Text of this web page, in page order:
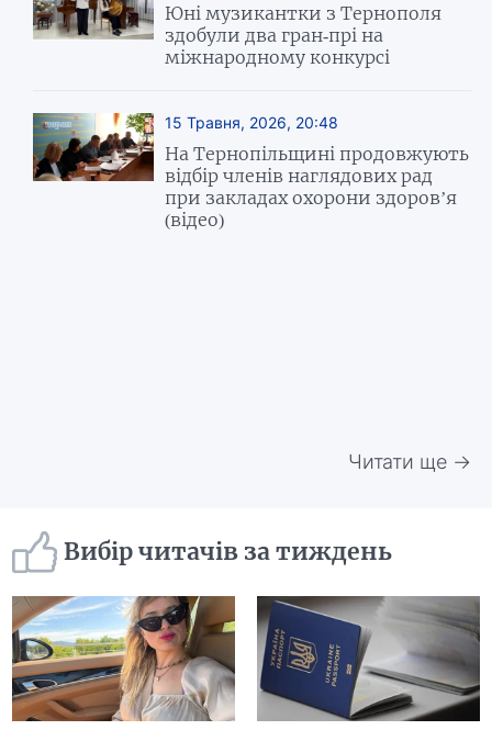
Юні музикантки з Тернополя
здобули два гран-прі на
міжнародному конкурсі
15 Травня, 2026, 20:48
На Тернопільщині продовжують
відбір членів наглядових рад
при закладах охорони здоров’я
(відео)
Читати ще →
Вибір читачів за тиждень